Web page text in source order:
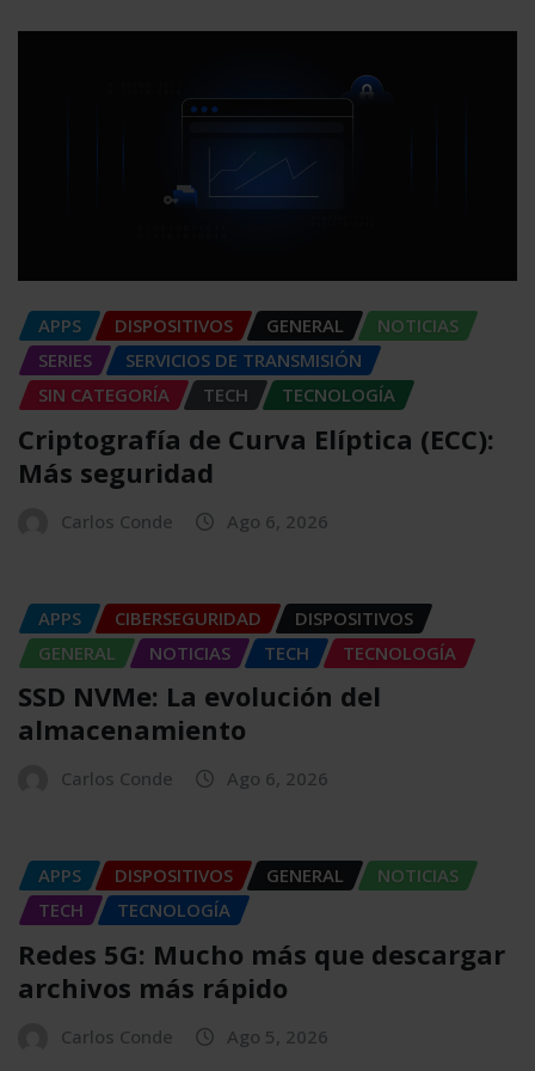
APPS DISPOSITIVOS GENERAL
NOTICIAS
SERIES
SERVICIOS DE TRANSMISIÓN
SIN CATEGORÍA
TECH TECNOLOGÍA
Criptografía de Curva Elíptica (ECC):
Más seguridad
Carlos Conde Ago 6, 2026
APPS CIBERSEGURIDAD
DISPOSITIVOS
GENERAL
NOTICIAS TECH TECNOLOGÍA
SSD NVMe: La evolución del
almacenamiento
Carlos Conde Ago 6, 2026
APPS DISPOSITIVOS GENERAL
NOTICIAS
TECH
TECNOLOGÍA
Redes 5G: Mucho más que descargar
archivos más rápido
Carlos Conde Ago 5, 2026